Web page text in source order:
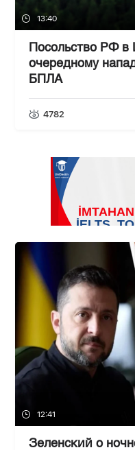
13:40
Посольство РФ в
очередному
БПЛА
4782
12:41
Зеленский о